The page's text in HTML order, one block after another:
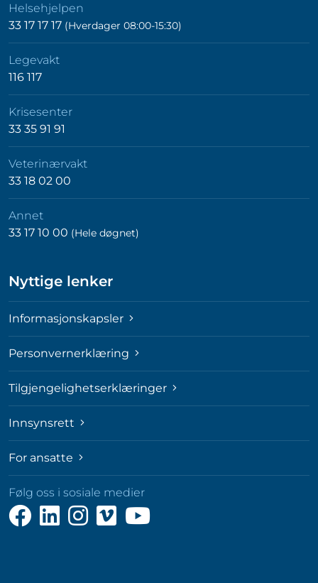
Helsehjelpen
33 17 17 17 (Hverdager 08:00-15:30)
Legevakt
116 117
Krisesenter
33 35 91 91
Veterinærvakt
33 18 02 00
Annet
33 17 10 00 (Hele døgnet)
Nyttige lenker
Informasjonskapsler
Personvernerklæring
Tilgjengelighetserklæringer
Innsynsrett
For ansatte
Følg oss i sosiale medier
Følg
oss
Følg
oss
Følg
oss
Følg
oss
Følg
oss